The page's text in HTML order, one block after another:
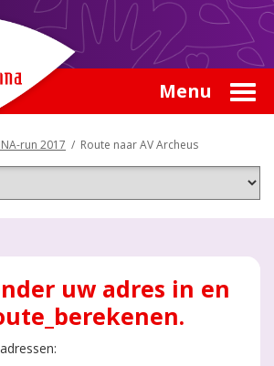
Menu
run 2017 / Route naar AV Archeus
uw adres in en